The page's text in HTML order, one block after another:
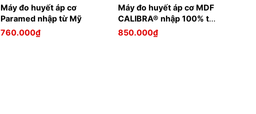
Máy đo huyết áp cơ
Paramed nhập từ Mỹ
760.000₫
Máy đo huyết áp cơ MDF
CALIBRA® nhập 100% từ
Mỹ
850.000₫